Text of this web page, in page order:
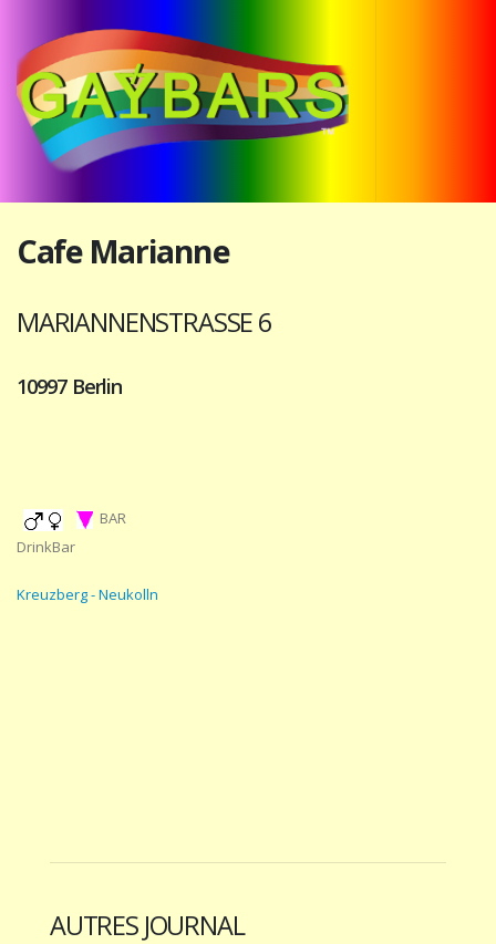
Cafe Marianne
MARIANNENSTRASSE 6
10997 Berlin
BAR
DrinkBar
Kreuzberg - Neukolln
AUTRES JOURNAL